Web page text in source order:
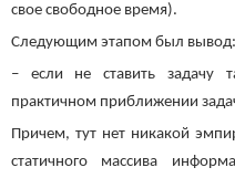
свое свободное время).
Следующим этапом был вывод:
– если не ставить задачу
практичном приближении
Причем, тут нет никакой
статичного массива